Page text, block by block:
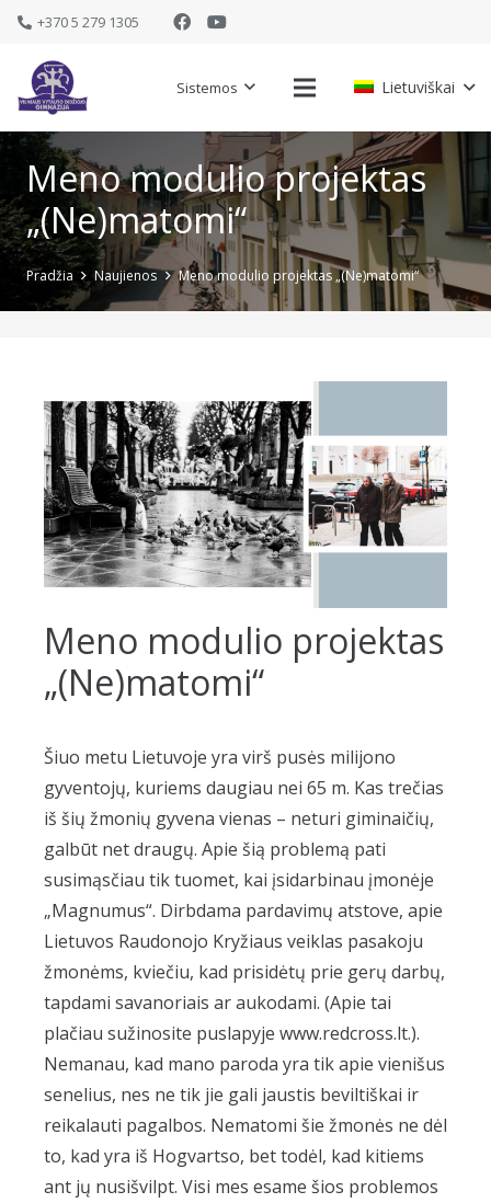
+370 5 279 1305
Sistemos Lietuviškai
Meno modulio projektas
„(Ne)matomi“
Pradžia Naujienos Meno modulio projektas „(Ne)matomi“
Meno modulio projektas
„(Ne)matomi“
Šiuo metu Lietuvoje yra virš pusės milijono
gyventojų, kuriems daugiau nei 65 m. Kas trečias
iš šių žmonių gyvena vienas – neturi giminaičių,
galbūt net draugų. Apie šią problemą pati
susimąsčiau tik tuomet, kai įsidarbinau įmonėje
„Magnumus“. Dirbdama pardavimų atstove, apie
Lietuvos Raudonojo Kryžiaus veiklas pasakoju
žmonėms, kviečiu, kad prisidėtų prie gerų darbų,
tapdami savanoriais ar aukodami. (Apie tai
plačiau sužinosite puslapyje www.redcross.lt.).
Nemanau, kad mano paroda yra tik apie vienišus
senelius, nes ne tik jie gali jaustis beviltiškai ir
reikalauti pagalbos. Nematomi šie žmonės ne dėl
to, kad yra iš Hogvartso, bet todėl, kad kitiems
ant jų nusišvilpt. Visi mes esame šios problemos